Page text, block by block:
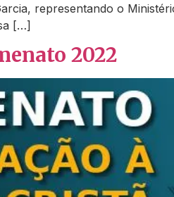
representando o
[…]
2022